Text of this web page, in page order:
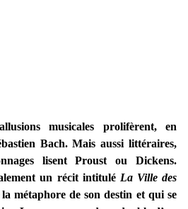
musicales prolifèrent, en
Bach. Mais aussi littéraires,
lisent Proust ou Dickens.
un récit intitulé La Ville des
métaphore de son destin et qui se